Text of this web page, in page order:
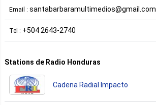
Email : santabarbaramultimedios@gmail.com
Tel : +504 2643-2740
Stations de Radio Honduras
Cadena Radial Impacto